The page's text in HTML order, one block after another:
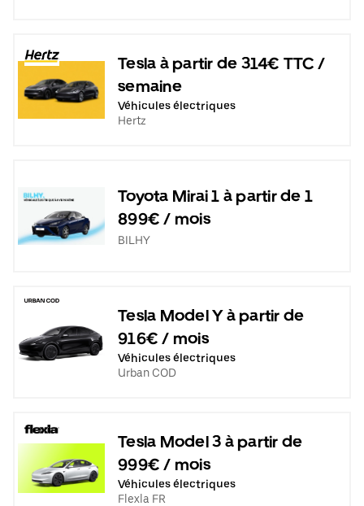
Tesla à partir de 314€ TTC /
semaine
Véhicules électriques
Hertz
Toyota Mirai 1 à partir de 1
899€ / mois
BILHY
Tesla Model Y à partir de
916€ / mois
Véhicules électriques
Urban COD
Tesla Model 3 à partir de
999€ / mois
Véhicules électriques
Flexla FR